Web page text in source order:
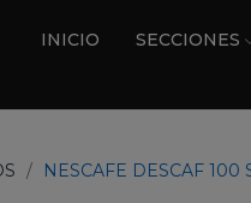
INICIO SECCIONES
NESCAFE DESCAF 100